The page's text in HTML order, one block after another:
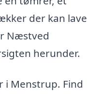
der kan lave
Næstved
herunder.
i Menstrup. Find